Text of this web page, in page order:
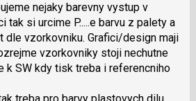
nejaky barevny vystup v
tak si urcime P.....e barvu z palety a
dle vzorkovniku. Grafici/design maji
vzorkovniky stoji nechutne
k SW kdy tisk treba i referencniho